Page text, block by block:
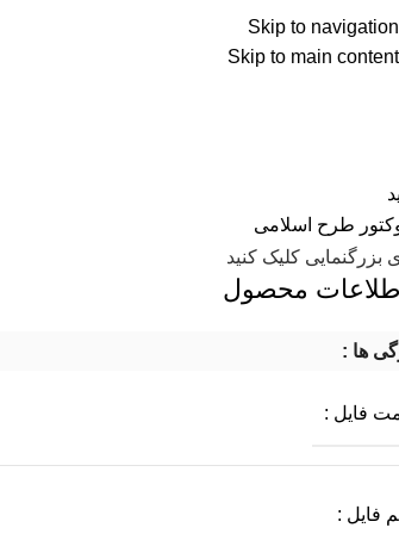
Skip to navigation
Skip to main content
فروشگاهتماس با ما
بزرگنمایی کلیک کنید
محصول
ها :
فایل :
فایل :